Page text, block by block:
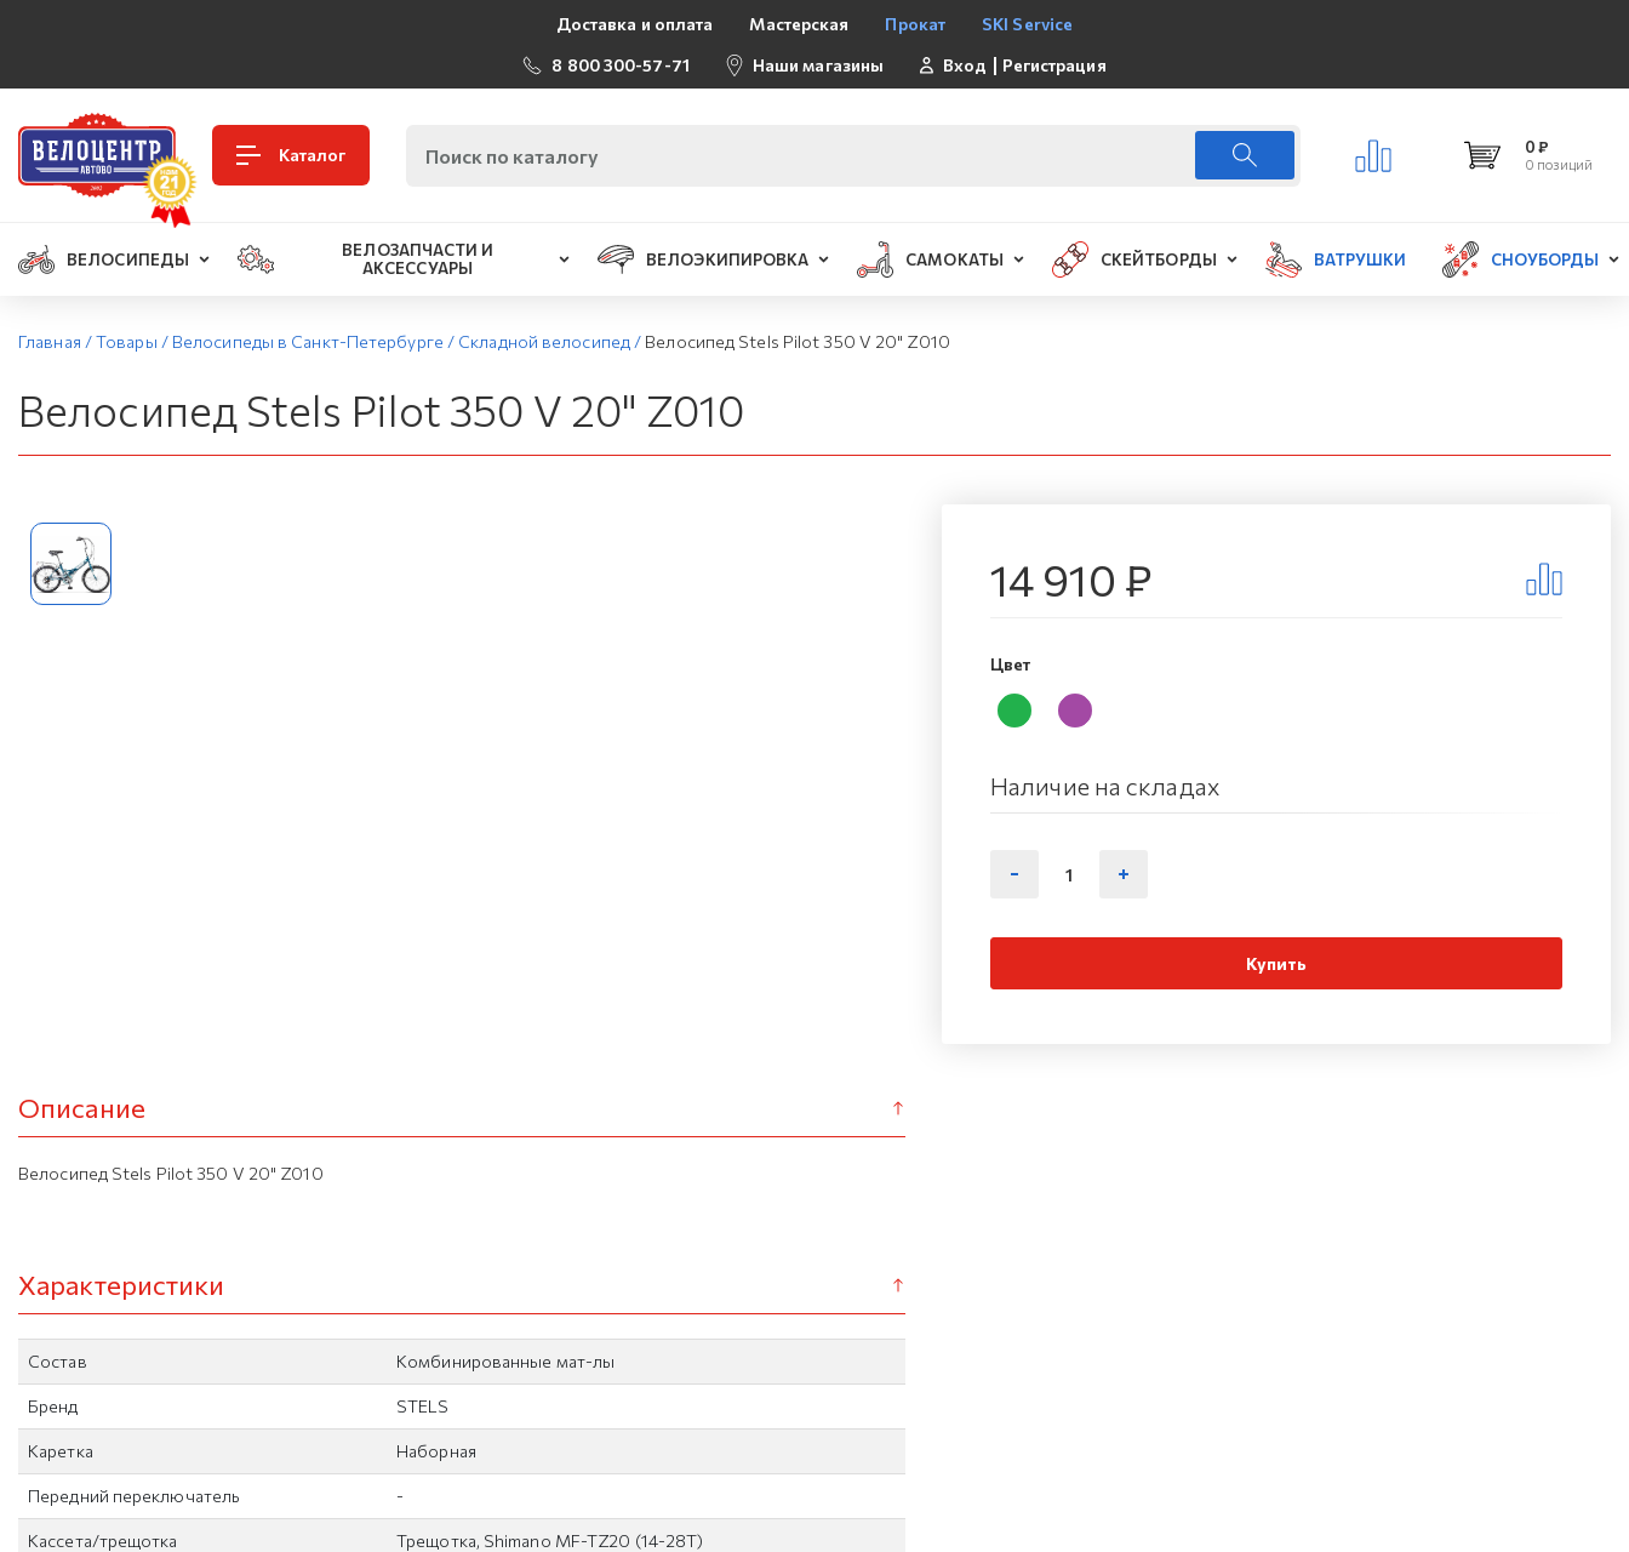
Доставка и оплата Мастерская Прокат
SKI Service
8 800 300-57-71
Наши магазины Вход Регистрация
Каталог 0 ₽
0 позиций
ВЕЛОСИПЕДЫ
ВЕЛОЗАПЧАСТИ И
АКСЕССУАРЫ
ВЕЛОЭКИПИРОВКА САМОКАТЫ СКЕЙТБОРДЫ ВАТРУШКИ СНОУБОРДЫ
Главная /Товары / Велосипеды в Санкт-Петербурге / Складной велосипед / Велосипед Stels Pilot 350 V 20" Z010
Велосипед Stels Pilot 350 V 20" Z010
Описание
Велосипед Stels Pilot 350 V 20" Z010
Характеристики
Состав Комбинированные мат-лы
Бренд STELS
Каретка Наборная
Передний переключатель -
Кассета/трещотка Трещотка, Shimano MF-TZ20 (14-28T)
14 910 ₽
Цвет
Наличие на складах
Купить